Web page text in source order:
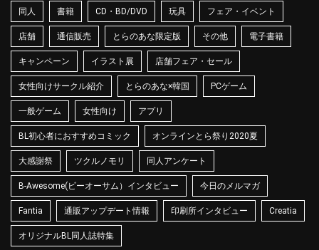
同人 書籍 CD・BD/DVD 玩具 フェア・イベント
店舗 通信販売 とらのあな限定版 その他 電子書籍
キャンペーン イラスト展 店舗フェア・セール
女性向けサークル紹介 とらのあな×韓国 PCゲーム
一般ゲーム 女性向け アプリ
BL初心者におすすめコミック オンラインとら祭り2020夏
大感謝祭 ツクルノモリ 同人アンケート
B-Awesome(ビーオーサム）インタビュー 今日のメルマガ
Fantia 通販アップデート情報 印刷所インタビュー Creatia
オリジナルBL同人誌特集